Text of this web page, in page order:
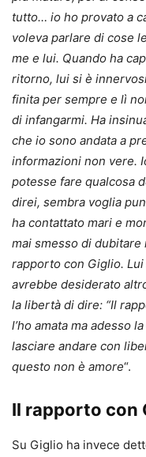
tutto… io ho provato a
voleva parlare di cose
me e lui. Quando ha
ritorno, lui si è
finita per sempre e lì
di infangarmi. Ha
che io sono andata a
informazioni non vere.
potesse fare qualcosa
direi, sembra voglia
ha contattato mari e
mai smesso di
rapporto con Giglio.
avrebbe desiderato
la libertà di dire: “Il
l’ho amata ma adesso
lasciare andare con
questo non è amore“.
Il rapporto con
Su Giglio ha invece